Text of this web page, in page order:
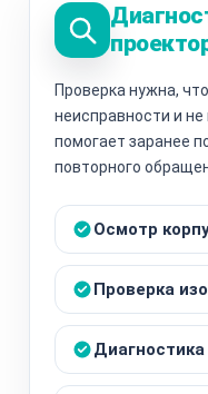
Проверка нужна,
неисправности и
помогает заранее
повторного
Осмотр
Проверка